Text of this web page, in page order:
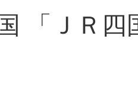
「ＪＲ